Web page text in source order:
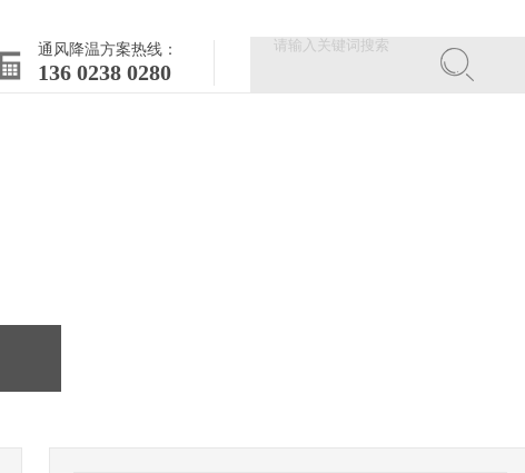
通风降温方案热线：
136 0238 0280